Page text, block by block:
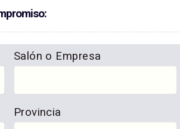
Salón o Empresa
Provincia